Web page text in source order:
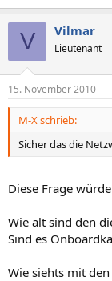
V Vilmar
Lieutenant
15. November 2010
M-X schrieb:
Sicher das die
Diese Frage
Wie alt sind den
Sind es
Wie siehts mit den